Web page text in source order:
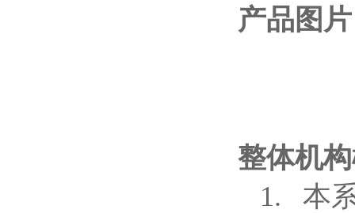
产品图片
整体机
1. 本